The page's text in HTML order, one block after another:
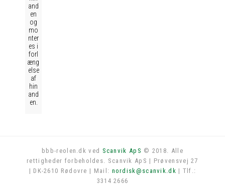
and
en
og
mo
nter
es i
forl
æng
else
af
hin
and
en.
bbb-reolen.dk ved Scanvik ApS © 2018. Alle
rettigheder forbeholdes. Scanvik ApS | Prøvensvej 27
| DK-2610 Rødovre | Mail: nordisk@scanvik.dk | Tlf.:
3314 2666
Log in